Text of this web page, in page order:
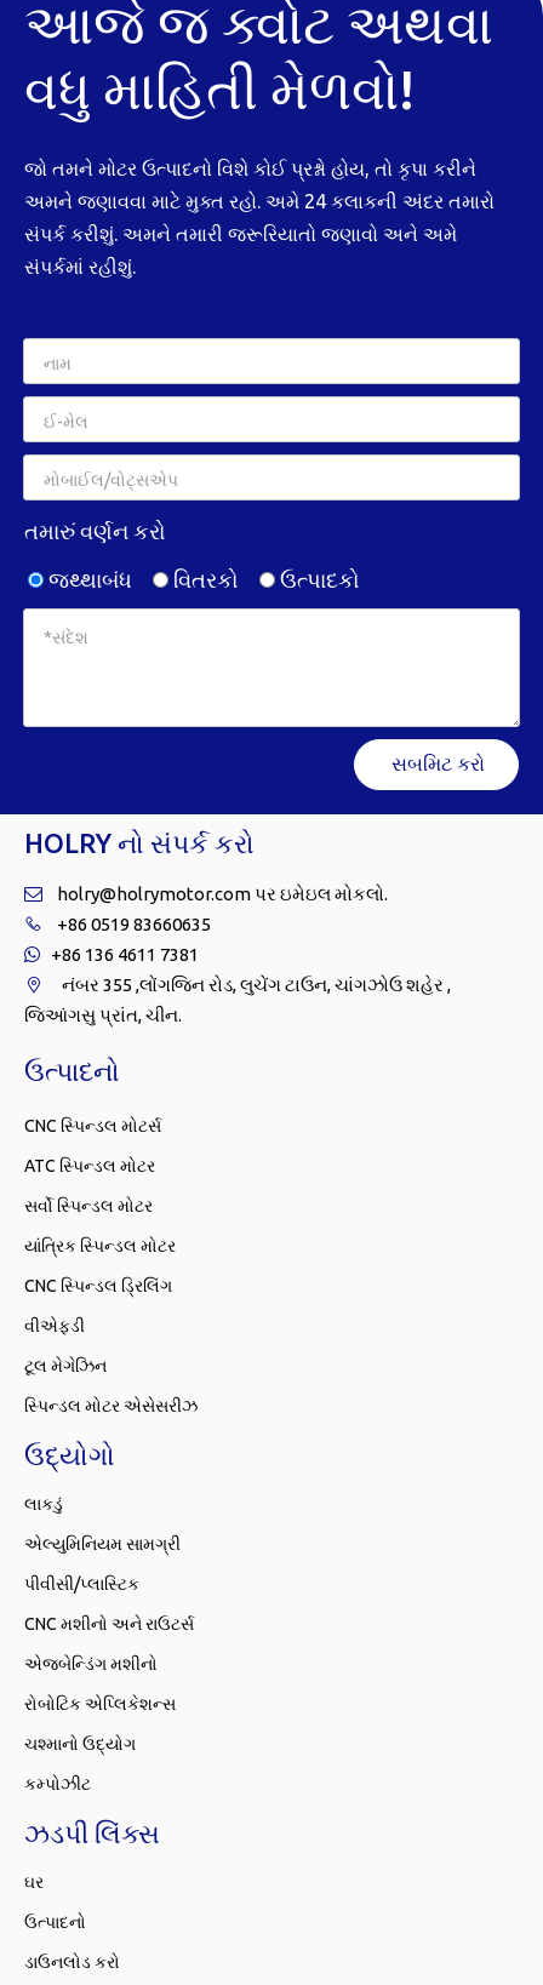
આજે જ ક્વોટ અથવા
વધુ માહિતી મેળવો!
જો તમને મોટર ઉત્પાદનો વિશે કોઈ પ્રશ્નો હોય, તો કૃપા કરીને
અમને જણાવવા માટે મુક્ત રહો. અમે 24 કલાકની અંદર તમારો
સંપર્ક કરીશું. અમને તમારી જરૂરિયાતો જણાવો અને અમે
સંપર્કમાં રહીશું.
તમારું વર્ણન કરો
જથ્થાબંધ
વિતરકો ઉત્પાદકો
સબમિટ કરો
HOLRY નો સંપર્ક કરો
 holry@holrymotor.com પર ઇમેઇલ મોકલો.
 +86 0519 83660635
 +86 136 4611 7381

નંબર 355 ,લોંગજિન રોડ, લુચેંગ ટાઉન, ચાંગઝોઉ શહેર ,
જિઆંગસુ પ્રાંત, ચીન.
ઉત્પાદનો
CNC સ્પિન્ડલ મોટર્સ
ATC સ્પિન્ડલ મોટર
સર્વો સ્પિન્ડલ મોટર
યાંત્રિક સ્પિન્ડલ મોટર
CNC સ્પિન્ડલ ડ્રિલિંગ
વીએફડી
ટૂલ મેગેઝિન
સ્પિન્ડલ મોટર એસેસરીઝ
ઉદ્યોગો
લાકડું
એલ્યુમિનિયમ સામગ્રી
પીવીસી/પ્લાસ્ટિક
CNC મશીનો અને રાઉટર્સ
એજબેન્ડિંગ મશીનો
રોબોટિક એપ્લિકેશન્સ
ચશ્માનો ઉદ્યોગ
કમ્પોઝીટ
ઝડપી લિંક્સ
ઘર
ઉત્પાદનો
ડાઉનલોડ કરો